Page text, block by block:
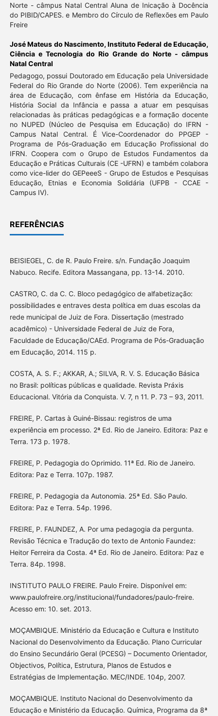
Norte - câmpus Natal Central Aluna de Inicação à Docência
do PIBID/CAPES. e Membro do Círculo de Reflexões em Paulo
Freire
José Mateus do Nascimento,Instituto Federal de Educação,
Ciência e Tecnologia do Rio Grande do Norte - câmpus
Natal Central
Pedagogo, possui Doutorado em Educação pela Universidade
Federal do Rio Grande do Norte (2006). Tem experiência na
área de Educação, com ênfase em História da Educação,
História Social da Infância e passa a atuar em pesquisas
relacionadas às práticas pedagógicas e a formação docente
no NUPED (Núcleo de Pesquisa em Educação) do IFRN -
Campus Natal Central. É Vice-Coordenador do PPGEP -
Programa de Pós-Graduação em Educação Profissional do
IFRN. Coopera com o Grupo de Estudos Fundamentos da
Educação e Práticas Culturais (CE -UFRN) e também colabora
como vice-lider do GEPeeeS - Grupo de Estudos e Pesquisas
Educação, Etnias e Economia Solidária (UFPB - CCAE -
Campus IV).
REFERÊNCIAS
BEISIEGEL, C. de R. Paulo Freire. s/n. Fundação Joaquim
Nabuco. Recife. Editora Massangana, pp. 13-14. 2010.
CASTRO, C. da C. C. Bloco pedagógico de alfabetização:
possibilidades e entraves desta política em duas escolas da
rede municipal de Juiz de Fora. Dissertação (mestrado
acadêmico) - Universidade Federal de Juiz de Fora,
Faculdade de Educação/CAEd. Programa de Pós-Graduação
em Educação, 2014. 115 p.
COSTA, A. S. F.; AKKAR, A.; SILVA, R. V. S. Educação Básica
no Brasil: políticas públicas e qualidade. Revista Práxis
Educacional. Vitória da Conquista. V. 7, n 11. P. 73 – 93, 2011.
FREIRE, P. Cartas à Guiné-Bissau: registros de uma
experiência em processo. 2ª Ed. Rio de Janeiro. Editora: Paz e
Terra. 173 p. 1978.
FREIRE, P. Pedagogia do Oprimido. 11ª Ed. Rio de Janeiro.
Editora: Paz e Terra. 107p. 1987.
FREIRE, P. Pedagogia da Autonomia. 25ª Ed. São Paulo.
Editora: Paz e Terra. 54p. 1996.
FREIRE, P. FAUNDEZ, A. Por uma pedagogia da pergunta.
Revisão Técnica e Tradução do texto de Antonio Faundez:
Heitor Ferreira da Costa. 4ª Ed. Rio de Janeiro. Editora: Paz e
Terra. 84p. 1998.
INSTITUTO PAULO FREIRE. Paulo Freire. Disponível em:
www.paulofreire.org/institucional/fundadores/paulo-freire.
Acesso em: 10. set. 2013.
MOÇAMBIQUE. Ministério da Educação e Cultura e Instituto
Nacional do Desenvolvimento da Educação. Plano Curricular
do Ensino Secundário Geral (PCESG) – Documento Orientador,
Objectivos, Política, Estrutura, Planos de Estudos e
Estratégias de Implementação. MEC/INDE. 104p, 2007.
MOÇAMBIQUE. Instituto Nacional do Desenvolvimento da
Educação e Ministério da Educação. Química, Programa da 8ª